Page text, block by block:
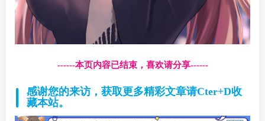
------本页内容已结束，喜欢请分享------
感谢您的来访，获取更多精彩文章请Cter+D收
藏本站。